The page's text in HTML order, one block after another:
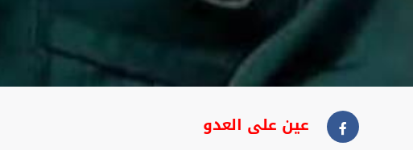
عين علی العدو